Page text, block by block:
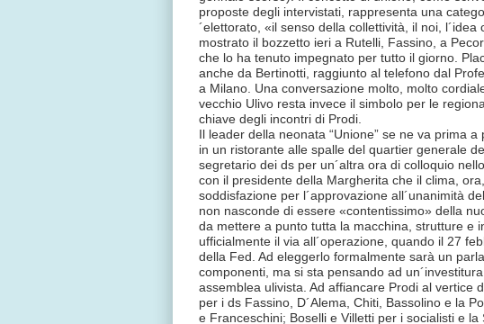
proposte degli intervistati, rappresenta una
´elettorato, «il senso della collettività, il noi,
mostrato il bozzetto ieri a Rutelli, Fassino, a
che lo ha tenuto impegnato per tutto il giorno.
anche da Bertinotti, raggiunto al telefono dal
a Milano. Una conversazione molto, molto
vecchio Ulivo resta invece il simbolo per le
chiave degli incontri di Prodi.
Il leader della neonata “Unione” se ne va prima
in un ristorante alle spalle del quartier generale
segretario dei ds per un´altra ora di colloquio
con il presidente della Margherita che il clima,
soddisfazione per l´approvazione all´unanimità
non nasconde di essere «contentissimo» della
da mettere a punto tutta la macchina, strutture e
ufficialmente il via all´operazione, quando il 27
della Fed. Ad eleggerlo formalmente sarà un
componenti, ma si sta pensando ad
assemblea ulivista. Ad affiancare Prodi al vertice
per i ds Fassino, D´Alema, Chiti, Bassolino e la
e Franceschini; Boselli e Villetti per i socialisti e